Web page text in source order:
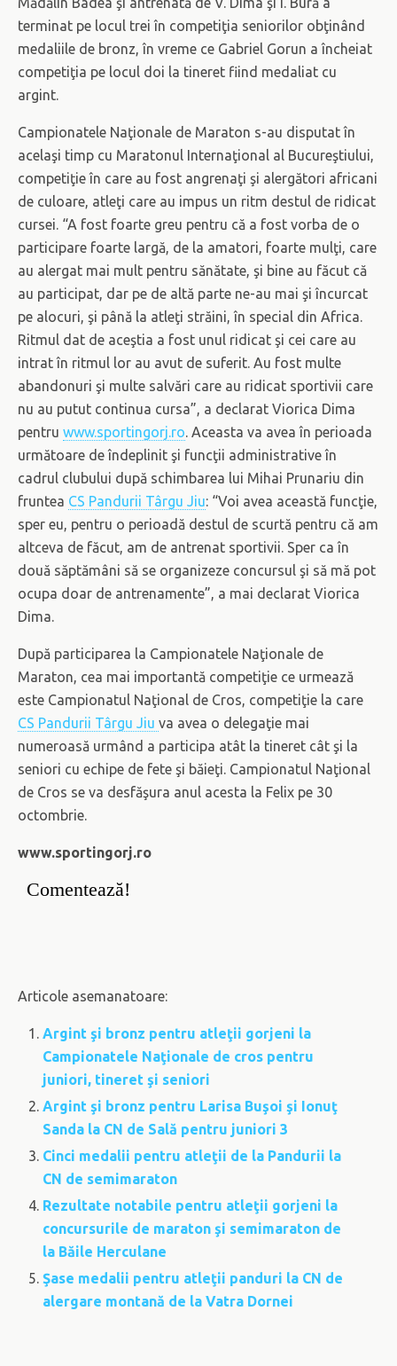
terminat pe locul trei în competiţia seniorilor obţinând
medaliile de bronz, în vreme ce Gabriel Gorun a încheiat
competiţia pe locul doi la tineret fiind medaliat cu
argint.
Campionatele Naţionale de Maraton s-au disputat în
acelaşi timp cu Maratonul Internaţional al Bucureştiului,
competiţie în care au fost angrenaţi şi alergători africani
de culoare, atleţi care au impus un ritm destul de ridicat
cursei. “A fost foarte greu pentru că a fost vorba de o
participare foarte largă, de la amatori, foarte mulţi, care
au alergat mai mult pentru sănătate, şi bine au făcut că
au participat, dar pe de altă parte ne-au mai şi încurcat
pe alocuri, şi până la atleţi străini, în special din Africa.
Ritmul dat de aceştia a fost unul ridicat şi cei care au
intrat în ritmul lor au avut de suferit. Au fost multe
abandonuri şi multe salvări care au ridicat sportivii care
nu au putut continua cursa”, a declarat Viorica Dima
pentru www.sportingorj.ro. Aceasta va avea în perioada
următoare de îndeplinit şi funcţii administrative în
cadrul clubului după schimbarea lui Mihai Prunariu din
fruntea CS Pandurii Târgu Jiu: “Voi avea această funcţie,
sper eu, pentru o perioadă destul de scurtă pentru că am
altceva de făcut, am de antrenat sportivii. Sper ca în
două săptămâni să se organizeze concursul şi să mă pot
ocupa doar de antrenamente”, a mai declarat Viorica
Dima.
După participarea la Campionatele Naţionale de
Maraton, cea mai importantă competiţie ce urmează
este Campionatul Naţional de Cros, competiţie la care
CS Pandurii Târgu Jiu va avea o delegaţie mai
numeroasă urmând a participa atât la tineret cât şi la
seniori cu echipe de fete şi băieţi. Campionatul Naţional
de Cros se va desfăşura anul acesta la Felix pe 30
octombrie.
www.sportingorj.ro
Comentează!
Articole asemanatoare:
Argint şi bronz pentru atleţii gorjeni la
Campionatele Naţionale de cros pentru
juniori, tineret şi seniori
Argint şi bronz pentru Larisa Buşoi şi Ionuţ
Sanda la CN de Sală pentru juniori 3
Cinci medalii pentru atleţii de la Pandurii la
CN de semimaraton
Rezultate notabile pentru atleţii gorjeni la
concursurile de maraton şi semimaraton de
la Băile Herculane
Şase medalii pentru atleţii panduri la CN de
alergare montană de la Vatra Dornei